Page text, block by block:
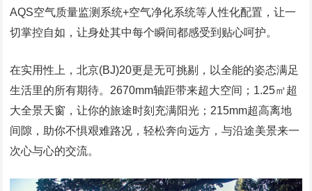
AQS空气质量监测系统+空气净化系统等人性化配置，让一
切掌控自如，让身处其中每个瞬间都感受到贴心呵护。
在实用性上，北京(BJ)20更是无可挑剔，以全能的姿态满足
生活里的所有期待。2670mm轴距带来超大空间；1.25㎡超
大全景天窗，让你的旅途时刻充满阳光；215mm超高离地
间隙，助你不惧艰难路况，轻松奔向远方，与沿途美景来一
次心与心的交流。